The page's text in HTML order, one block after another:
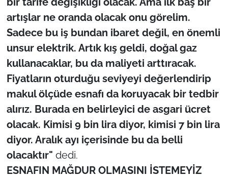
artışlar ne oranda olacak onu görelim.
Sadece bu iş bundan ibaret değil, en önemli
unsur elektrik. Artık kış geldi, doğal gaz
kullanacaklar, bu da maliyeti arttıracak.
Fiyatların oturduğu seviyeyi değerlendirip
makul ölçüde esnafı da koruyacak bir tedbir
alırız. Burada en belirleyici de asgari ücret
olacak. Kimisi 9 bin lira diyor, kimisi 7 bin lira
diyor. Aralık ayı içerisinde bu da belli
olacaktır" dedi.
ESNAFIN MAĞDUR OLMASINI İSTEMEYİZ